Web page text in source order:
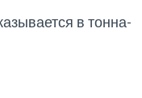
в тонна-